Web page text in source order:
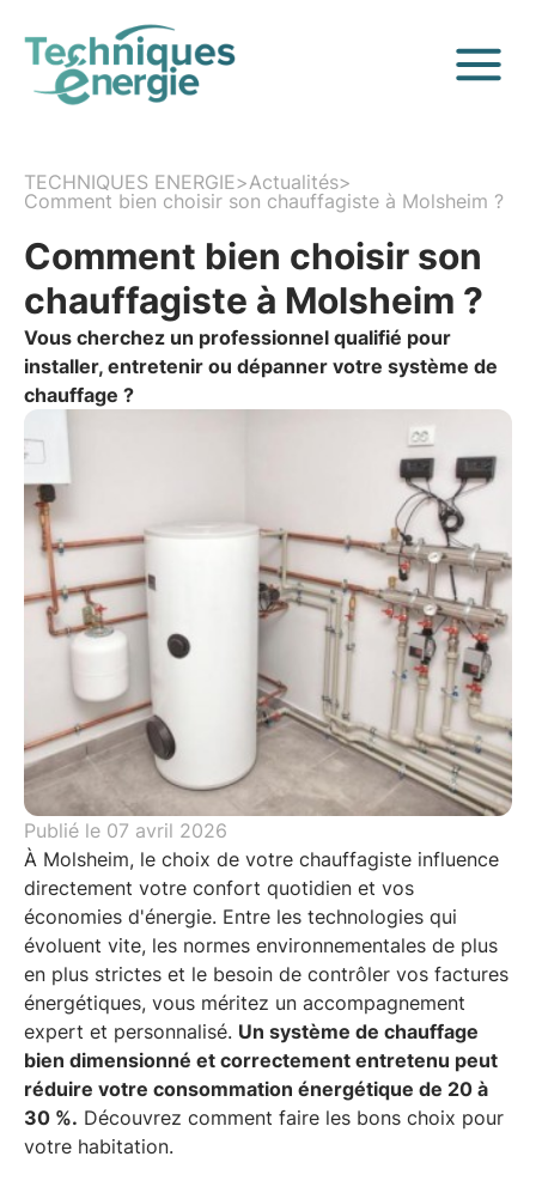
TECHNIQUES ENERGIE>Actualités>
Comment bien choisir son chauffagiste à Molsheim ?
Comment bien choisir son
chauffagiste à Molsheim ?
Vous cherchez un professionnel qualifié pour
installer, entretenir ou dépanner votre système de
chauffage ?
Publié le 07 avril 2026
À Molsheim, le choix de votre chauffagiste influence
directement votre confort quotidien et vos
économies d'énergie. Entre les technologies qui
évoluent vite, les normes environnementales de plus
en plus strictes et le besoin de contrôler vos factures
énergétiques, vous méritez un accompagnement
expert et personnalisé. Un système de chauffage
bien dimensionné et correctement entretenu peut
réduire votre consommation énergétique de 20 à
30 %. Découvrez comment faire les bons choix pour
votre habitation.